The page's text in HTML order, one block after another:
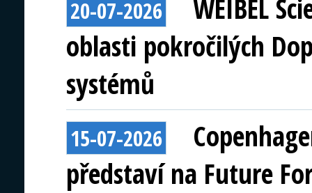
20-07-2026
WEIBEL
oblasti pokročilých
systémů
15-07-2026
představí na Future